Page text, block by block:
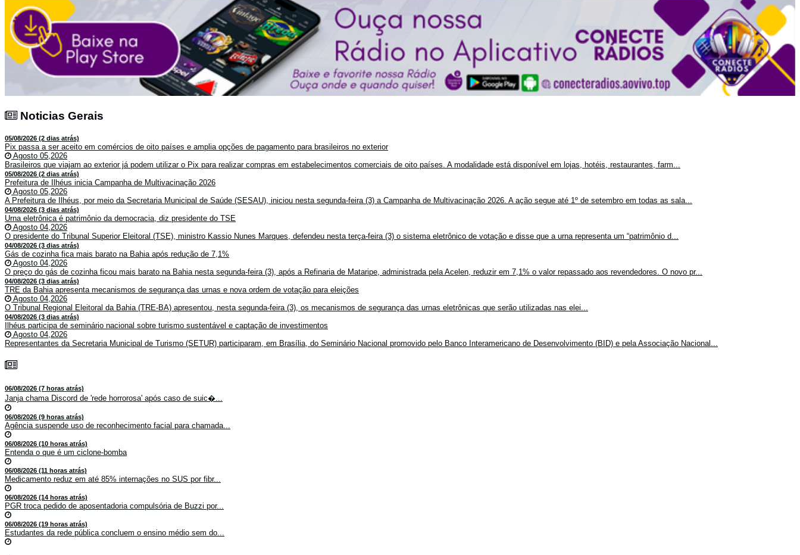
Noticias Gerais
05/08/2026 (2 dias atrás)
Pix passa a ser aceito em comércios de oito países e amplia opções de pagamento para brasileiros no exterior
Agosto 05,2026
Brasileiros que viajam ao exterior já podem utilizar o Pix para realizar compras em estabelecimentos comerciais de oito países. A modalidade está disponível em lojas, hotéis, restaurantes, farm...
05/08/2026 (2 dias atrás)
Prefeitura de Ilhéus inicia Campanha de Multivacinação 2026
Agosto 05,2026
A Prefeitura de Ilhéus, por meio da Secretaria Municipal de Saúde (SESAU), iniciou nesta segunda-feira (3) a Campanha de Multivacinação 2026. A ação segue até 1º de setembro em todas as sala...
04/08/2026 (3 dias atrás)
Urna eletrônica é patrimônio da democracia, diz presidente do TSE
Agosto 04,2026
O presidente do Tribunal Superior Eleitoral (TSE), ministro Kassio Nunes Marques, defendeu nesta terça-feira (3) o sistema eletrônico de votação e disse que a urna representa um “patrimônio d...
04/08/2026 (3 dias atrás)
Gás de cozinha fica mais barato na Bahia após redução de 7,1%
Agosto 04,2026
O preço do gás de cozinha ficou mais barato na Bahia nesta segunda-feira (3), após a Refinaria de Mataripe, administrada pela Acelen, reduzir em 7,1% o valor repassado aos revendedores. O novo pr...
04/08/2026 (3 dias atrás)
TRE da Bahia apresenta mecanismos de segurança das urnas e nova ordem de votação para eleições
Agosto 04,2026
O Tribunal Regional Eleitoral da Bahia (TRE-BA) apresentou, nesta segunda-feira (3), os mecanismos de segurança das urnas eletrônicas que serão utilizadas nas elei...
04/08/2026 (3 dias atrás)
Ilhéus participa de seminário nacional sobre turismo sustentável e captação de investimentos
Agosto 04,2026
Representantes da Secretaria Municipal de Turismo (SETUR) participaram, em Brasília, do Seminário Nacional promovido pelo Banco Interamericano de Desenvolvimento (BID) e pela Associação Nacional...
06/08/2026 (7 horas atrás)
Janja chama Discord de 'rede horrorosa' após caso de suic�...
06/08/2026 (9 horas atrás)
Agência suspende uso de reconhecimento facial para chamada...
06/08/2026 (10 horas atrás)
Entenda o que é um ciclone-bomba
06/08/2026 (11 horas atrás)
Medicamento reduz em até 85% internações no SUS por fibr...
06/08/2026 (14 horas atrás)
PGR troca pedido de aposentadoria compulsória de Buzzi por...
06/08/2026 (19 horas atrás)
Estudantes da rede pública concluem o ensino médio sem do...